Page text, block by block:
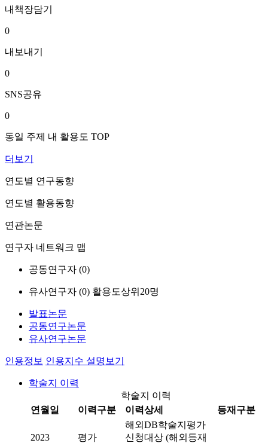
내책장담기
0
내보내기
0
SNS공유
0
동일 주제 내 활용도 TOP
더보기
연도별 연구동향
연도별 활용동향
연관논문
연구자 네트워크 맵
공동연구자 (0)
유사연구자 (0) 활용도상위20명
발표논문
공동연구논문
유사연구논문
인용정보 인용지수 설명보기
학술지 이력
학술지 이력
연월일
이력구분 이력상세 등재구분
2023 평가
해외DB학술지평가
신청대상 (해외등재